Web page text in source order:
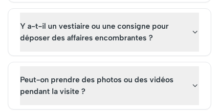
Y a-t-il un vestiaire ou une consigne pour
déposer des affaires encombrantes ?
Peut-on prendre des photos ou des vidéos
pendant la visite ?